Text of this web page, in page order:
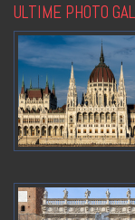
ULTIME PHOTO